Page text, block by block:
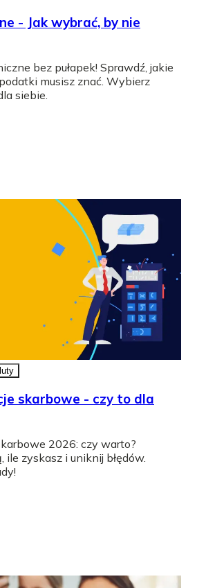
- Jak wybrać, by nie
bez pułapek! Sprawdź, jakie
musisz znać. Wybierz
siebie.
skarbowe - czy to dla
2026: czy warto?
ile zyskasz i uniknij błędów.